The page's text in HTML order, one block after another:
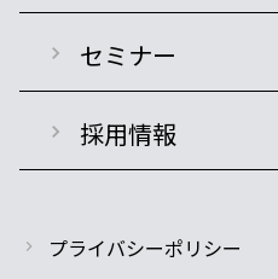
セミナー
採用情報
プライバシーポリシー